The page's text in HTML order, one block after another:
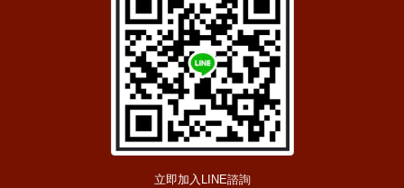
立即加入LINE諮詢